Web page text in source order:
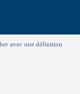
avec une définition